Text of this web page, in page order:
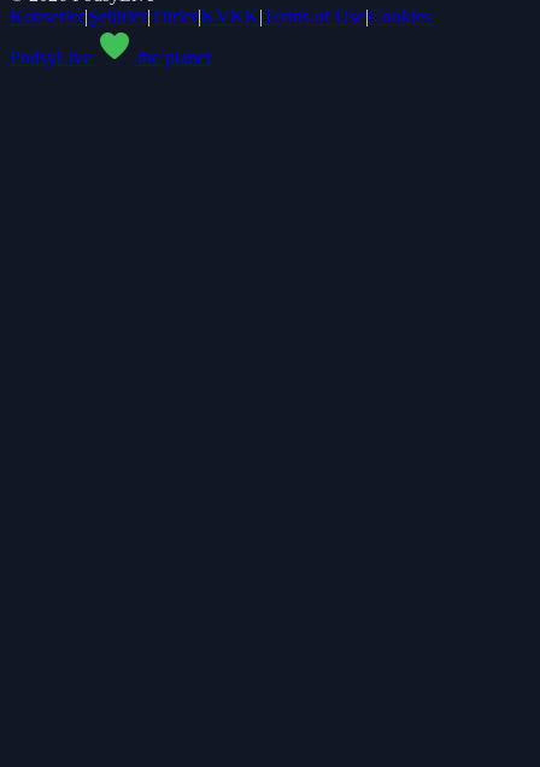
Konserler|Şehirler|Türler|KVKK|Terms of Use|Cookies
PodsyLive
the planet